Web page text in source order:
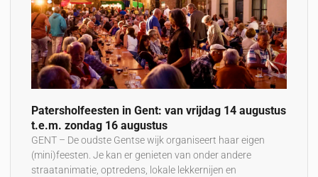
Patersholfeesten in Gent: van vrijdag 14 augustus
t.e.m. zondag 16 augustus
GENT – De oudste Gentse wijk organiseert haar eigen
(mini)feesten. Je kan er genieten van onder andere
straatanimatie, optredens, lokale lekkernijen en